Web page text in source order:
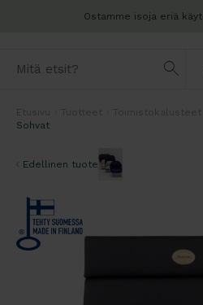
Ostamme isoja eriä
Sohvat
Edellinen tuote